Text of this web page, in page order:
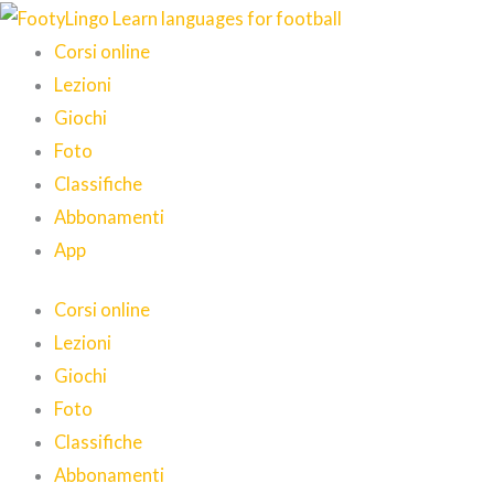
Vai
contenuto
Corsi online
Lezioni
Giochi
Foto
Classifiche
Abbonamenti
App
Corsi online
Lezioni
Giochi
Foto
Classifiche
Abbonamenti